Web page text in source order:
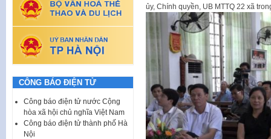
ủy, Chính quyền, UB MTTQ 22 xã
CÔNG BÁO ĐIỆN TỬ
Công báo điện tử nước Cộng
hòa xã hội chủ nghĩa Việt Nam
Công báo điện tử thành phố Hà
Nội